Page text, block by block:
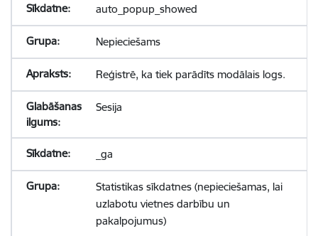
auto_popup_showed
Nepieciešams
Reģistrē, ka tiek parādīts modālais logs.
Sesija
_ga
Statistikas sīkdatnes (nepieciešamas, lai
uzlabotu vietnes darbību un
pakalpojumus)